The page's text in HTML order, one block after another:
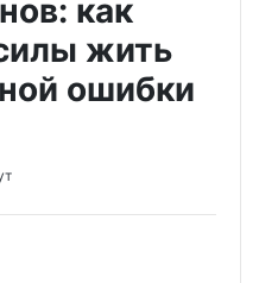
как
жить
ошибки